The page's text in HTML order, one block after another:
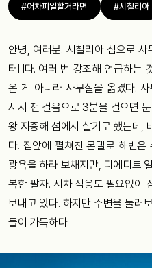
#어차피일할거라면 #시칠리아
안녕, 여러분. 시칠리아 섬으로
터H다. 여러 번 강조해 언급하는
온 게 아니라 사무실을 옮겼다.
서서 잰 걸음으로 3분을 걸으면
왕 지중해 섬에서 살기로 했는데,
다. 집앞에 펼쳐진 몬델로 해변
광욕을 하라 보채지만, 디에디트
복한 팔자. 시차 적응도 필요없이
보내고 있다. 하지만 주변을 둘러
들이 가득하다.